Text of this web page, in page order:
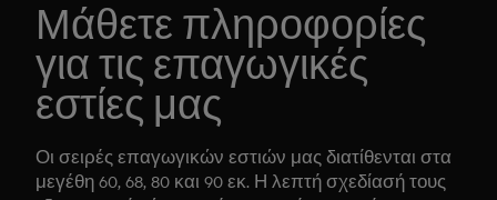
Μάθετε πληροφορίες
για τις επαγωγικές
εστίες μας
Οι σειρές επαγωγικών εστιών μας διατίθενται στα
μεγέθη 60, 68, 80 και 90 εκ. Η λεπτή σχεδίασή τους